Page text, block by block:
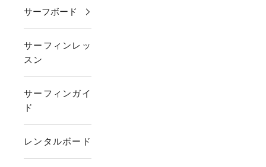
サーフボード
サーフィンレッ
スン
サーフィンガイ
ド
レンタルボード